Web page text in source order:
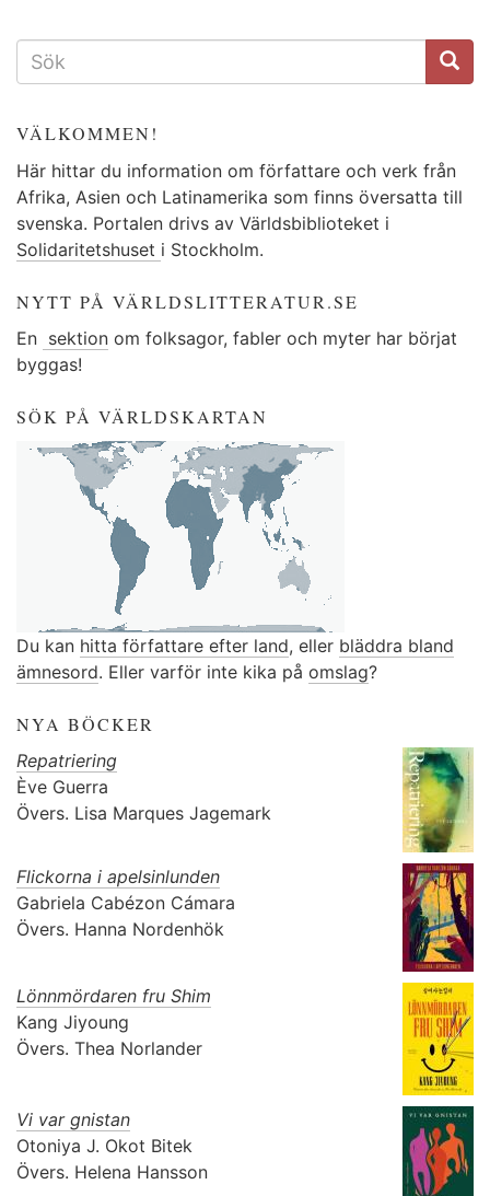
SÖKFORMULÄR
VÄLKOMMEN!
Här hittar du information om författare och verk från
Afrika, Asien och Latinamerika som finns översatta till
svenska. Portalen drivs av Världsbiblioteket i
Solidaritetshuset i Stockholm.
NYTT PÅ VÄRLDSLITTERATUR.SE
En sektion om folksagor, fabler och myter har börjat
byggas!
SÖK PÅ VÄRLDSKARTAN
Du kan hitta författare efter land, eller bläddra bland
ämnesord. Eller varför inte kika på omslag?
NYA BÖCKER
Repatriering
Ève Guerra
Övers. Lisa Marques Jagemark
Flickorna i apelsinlunden
Gabriela Cabézon Cámara
Övers. Hanna Nordenhök
Lönnmördaren fru Shim
Kang Jiyoung
Övers. Thea Norlander
Vi var gnistan
Otoniya J. Okot Bitek
Övers. Helena Hansson